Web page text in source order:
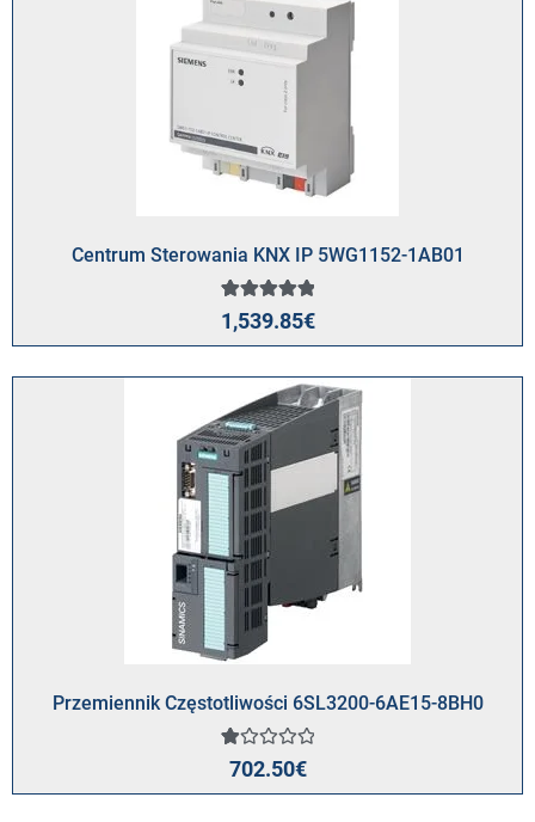
Centrum Sterowania KNX IP 5WG1152-1AB01
Oceniony
5.00
na 5 na
1
oceny
klienta
1,539.85€
Przemiennik Częstotliwości 6SL3200-6AE15-8BH0
Oceniony
1.00
na
1702.50€